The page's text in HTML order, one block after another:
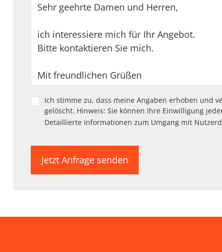
Ich stimme zu, dass meine Angaben erhoben und
gelöscht. Hinweis: Sie können Ihre Einwilligung
Detaillierte Informationen zum Umgang mit